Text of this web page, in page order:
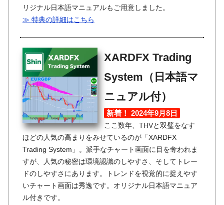
リジナル日本語マニュアルもご用意しました。
≫ 特典の詳細はこちら
XARDFX Trading
System（日本語マ
ニュアル付）
新着！ 2024年9月8日
ここ数年、THVと双璧をなす
ほどの人気の高まりをみせているのが「XARDFX
Trading System」。派手なチャート画面に目を奪われま
すが、人気の秘密は環境認識のしやすさ、そしてトレー
ドのしやすさにあります。トレンドを視覚的に捉えやす
いチャート画面は秀逸です。オリジナル日本語マニュア
ル付きです。